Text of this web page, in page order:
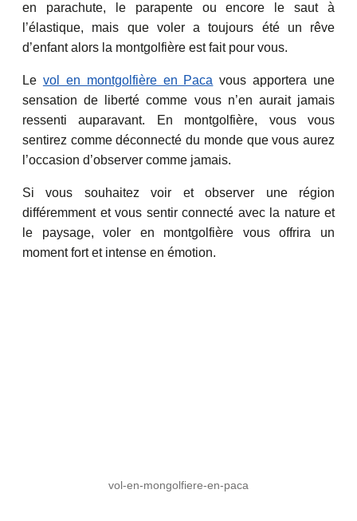
en parachute, le parapente ou encore le saut à
l’élastique, mais que voler a toujours été un rêve
d’enfant alors la montgolfière est fait pour vous.
Le vol en montgolfière en Paca vous apportera une
sensation de liberté comme vous n’en aurait jamais
ressenti auparavant. En montgolfière, vous vous
sentirez comme déconnecté du monde que vous aurez
l’occasion d’observer comme jamais.
Si vous souhaitez voir et observer une région
différemment et vous sentir connecté avec la nature et
le paysage, voler en montgolfière vous offrira un
moment fort et intense en émotion.
vol-en-mongolfiere-en-paca